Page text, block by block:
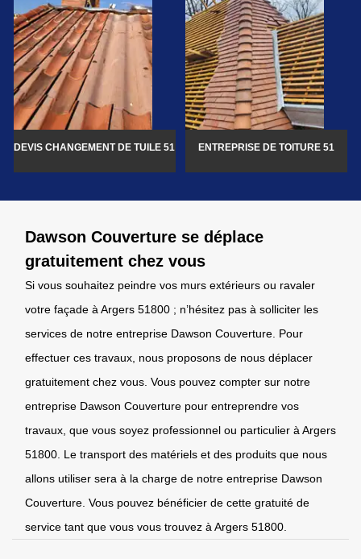
DEVIS CHANGEMENT DE TUILE 51 ENTREPRISE DE TOITURE 51
Dawson Couverture se déplace
gratuitement chez vous
Si vous souhaitez peindre vos murs extérieurs ou ravaler
votre façade à Argers 51800 ; n’hésitez pas à solliciter les
services de notre entreprise Dawson Couverture. Pour
effectuer ces travaux, nous proposons de nous déplacer
gratuitement chez vous. Vous pouvez compter sur notre
entreprise Dawson Couverture pour entreprendre vos
travaux, que vous soyez professionnel ou particulier à Argers
51800. Le transport des matériels et des produits que nous
allons utiliser sera à la charge de notre entreprise Dawson
Couverture. Vous pouvez bénéficier de cette gratuité de
service tant que vous vous trouvez à Argers 51800.